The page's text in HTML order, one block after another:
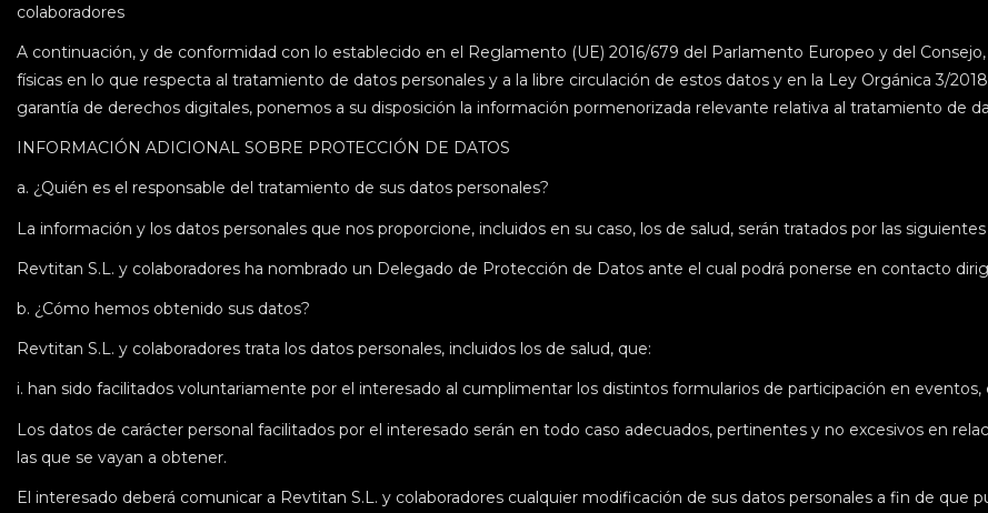
colaboradores
A continuación, y de conformidad con lo establecido en el Reglamento (UE) 2016/679 del Parlamento Europeo y del
físicas en lo que respecta al tratamiento de datos personales y a la libre circulación de estos datos y en la Ley Orgánica 3/
garantía de derechos digitales, ponemos a su disposición la información pormenorizada relevante relativa al tratamiento de
INFORMACIÓN ADICIONAL SOBRE PROTECCIÓN DE DATOS
a. ¿Quién es el responsable del tratamiento de sus datos personales?
La información y los datos personales que nos proporcione, incluidos en su caso, los de salud, serán tratados por las
Revtitan S.L. y colaboradores ha nombrado un Delegado de Protección de Datos ante el cual podrá ponerse en contacto
b. ¿Cómo hemos obtenido sus datos?
Revtitan S.L. y colaboradores trata los datos personales, incluidos los de salud, que:
i. han sido facilitados voluntariamente por el interesado al cumplimentar los distintos formularios de participación en
Los datos de carácter personal facilitados por el interesado serán en todo caso adecuados, pertinentes y no excesivos en
las que se vayan a obtener.
El interesado deberá comunicar a Revtitan S.L. y colaboradores cualquier modificación de sus datos personales a fin de